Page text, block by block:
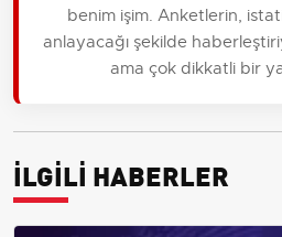
benim işim. Anketlerin,
anlayacağı şekilde
ama çok dikkatli bir
İLGİLİ HABERLER